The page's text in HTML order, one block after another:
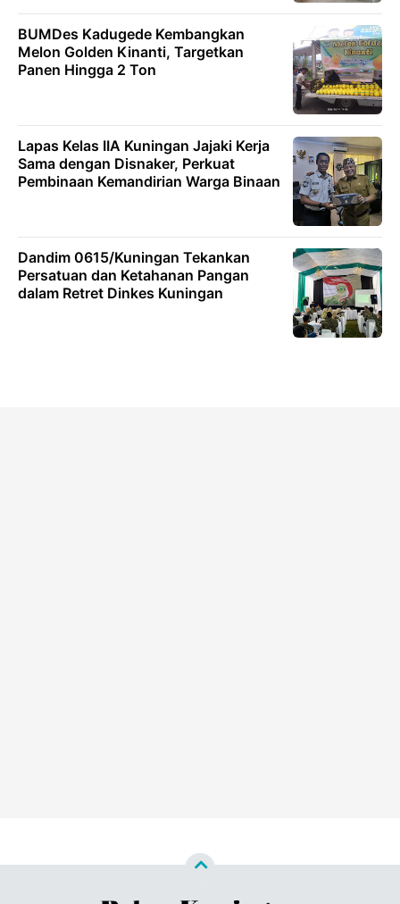
BUMDes Kadugede Kembangkan
Melon Golden Kinanti, Targetkan
Panen Hingga 2 Ton
Lapas Kelas IIA Kuningan Jajaki Kerja
Sama dengan Disnaker, Perkuat
Pembinaan Kemandirian Warga Binaan
Dandim 0615/Kuningan Tekankan
Persatuan dan Ketahanan Pangan
dalam Retret Dinkes Kuningan